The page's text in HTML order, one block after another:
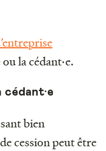
la cédant·e.
cédant·e
bien
cession peut être